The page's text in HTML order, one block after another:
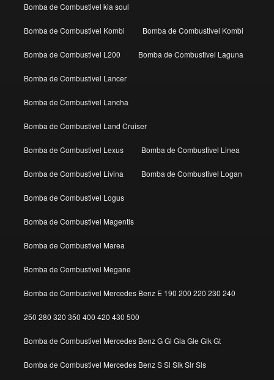
Bomba de Combustivel kia soul
Bomba de Combustivel Kombi Bomba de Combustivel Kombi
Bomba de Combustivel L200 Bomba de Combustivel Laguna
Bomba de Combustivel Lancer
Bomba de Combustivel Lancha
Bomba de Combustivel Land Cruiser
Bomba de Combustivel Lexus Bomba de Combustivel Linea
Bomba de Combustivel Livina Bomba de Combustivel Logan
Bomba de Combustivel Logus
Bomba de Combustivel Magentis
Bomba de Combustivel Marea
Bomba de Combustivel Megane
Bomba de Combustivel Mercedes Benz E 190 200 220 230 240
250 280 320 350 400 420 430 500
Bomba de Combustivel Mercedes Benz G Gl Gla Gle Glk Gt
Bomba de Combustivel Mercedes Benz S Sl Slk Slr Sls